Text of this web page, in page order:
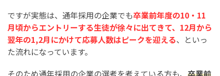
ですが実態は、通年採用の企業でも卒業前年度の10・11
月頃からエントリーする生徒が徐々に出てきて、12月から
翌年の1,2月にかけて応募人数はピークを迎える、といっ
た流れになっています。